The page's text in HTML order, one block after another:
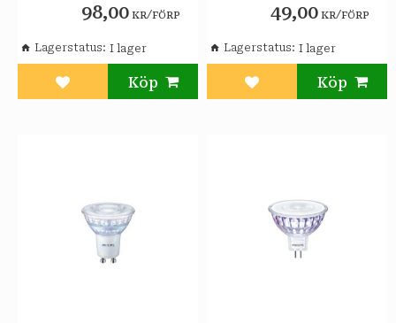
98,00 KR/FÖRP
Lägg till i favoriter
Lagerstatus
49,00 KR/FÖRP
Lägg till i favoriter
Lagerstatus